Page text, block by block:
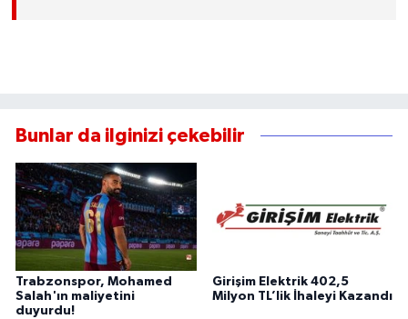
Bunlar da ilginizi çekebilir
Trabzonspor, Mohamed
Salah'ın maliyetini
duyurdu!
Girişim Elektrik 402,5
Milyon TL’lik İhaleyi Kazandı